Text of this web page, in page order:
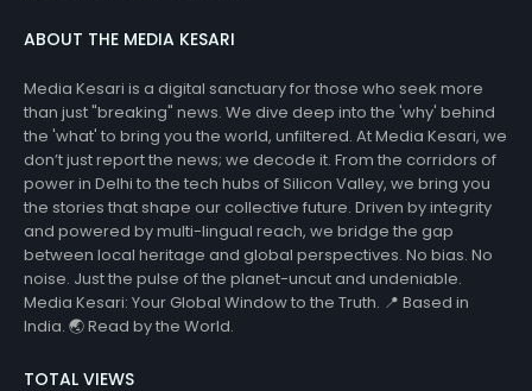
ABOUT THE MEDIA KESARI
Media Kesari is a digital sanctuary for those who seek more
than just "breaking" news. We dive deep into the 'why' behind
the 'what' to bring you the world, unfiltered. At Media Kesari, we
don’t just report the news; we decode it. From the corridors of
power in Delhi to the tech hubs of Silicon Valley, we bring you
the stories that shape our collective future. Driven by integrity
and powered by multi-lingual reach, we bridge the gap
between local heritage and global perspectives. No bias. No
noise. Just the pulse of the planet-uncut and undeniable.
Media Kesari: Your Global Window to the Truth. 📍 Based in
India. 🌏 Read by the World.
TOTAL VIEWS